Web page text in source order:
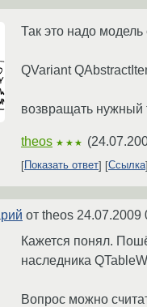
Так это надо
QVariant
возвращать нужный
theos ★★★ (
Показать ответ Ссылка
от theos 24.07.2009
Кажется понял.
наследника
Вопрос можно